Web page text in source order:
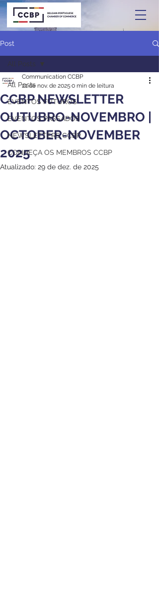
Post
All Posts
EVENTOS FUTUROS
EVENTOS PASSADOS
NEWSLETTERS CCBP
CONHEÇA OS MEMBROS CCBP
All Posts
CCBP NEWSLETTER
OUTUBRO-NOVEMBRO |
OCTOBER-NOVEMBER
2025
Communication CCBP
21 de nov. de 2025 0 min de leitura
Atualizado: 29 de dez. de 2025